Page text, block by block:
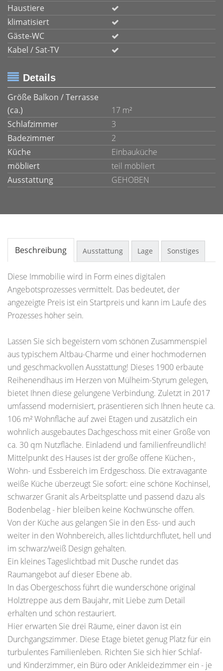
Haustiere
klimatisiert
Gäste-WC
Kabel / Sat-TV
Details
Größe Balkon / Terrasse
(ca.)
17 m²
Schlafzimmer
3
Badezimmer
2
Küche
Einbauküche
möbliert
teil möbliert
Ausstattung
GEHOBEN
Beschreibung Ausstattung Lage Sonstiges
Diese Immobilie wird in Form eines digitalen
Angebotsprozesses vermittelt. Das bedeutet, der
angezeigte Preis ist ein Startpreis und kann im Laufe des
Prozesses höher sein.
Lassen Sie sich begeistern vom schönen Zusammenspiel
aus typischem Altbau-Charme und einer hochmodernen
und geschmackvollen Ausstattung! Dieses 1900 erbaute
Reihenendhaus im Herzen von Mülheim-Styrum gelegen,
bietet Ihnen diese gelungene Verbindung. Zuletzt in 2017
umfassend modernisiert, präsentieren sich Ihnen heute ca.
106 m² Wohnfläche auf zwei Etagen und zusätzlich ein
wohnlich ausgebautes Dachgeschoss mit einer Größe von
ca. 30 qm Nutzfläche. Einladend und familienfreundlich!
Mittelpunkt des Hauses ist der große offene Küchen-,
Wohn- und Essbereich im Erdgeschoss. Die extravagante
weiße Küche überzeugt Sie sofort: eine schöne Kochinsel,
schwarzer Granit als Arbeitsplatte und passend dazu als
Bodenbelag - hier bleiben keine Kochwünsche offen.
Von der Küche aus gelangen Sie in den Ess- und auch
weiter in den Wohnbereich, alles lichtdurchflutet, hell und
im schwarz/weiß Design gehalten.
Ein kleines Tageslichtbad mit Dusche rundet das
Raumangebot auf dieser Ebene ab.
In das Obergeschoss führt die wunderschöne original
Holztreppe aus dem Baujahr, mit Liebe zum Detail
erhalten und schön restauriert.
Hier erwarten Sie drei Räume, einer davon ist ein
Durchgangszimmer. Diese Etage bietet genug Platz für ein
turbulentes Familienleben. Richten Sie sich hier Schlaf-
und Kinderzimmer, ein Büro oder Ankleidezimmer ein - je